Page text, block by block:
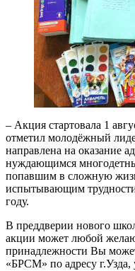
– Акция стартовала 1
отметил молодёжный
направлена на оказание
нуждающимся
попавшим в сложную
испытывающим
году.
В преддверии нового
акции может любой
принадлежности Вы
«БРСМ» по адресу г.Узда,